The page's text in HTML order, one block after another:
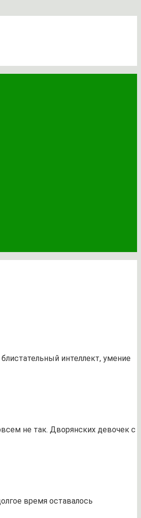
интеллект, умение
не так. Дворянских девочек с
время оставалось